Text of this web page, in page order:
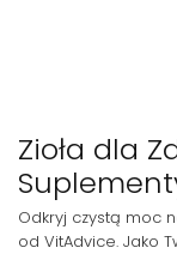
Zioła dla
Odkryj czystą moc
od VitAdvice. Jako